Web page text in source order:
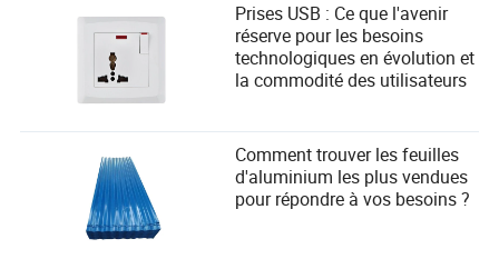
Prises USB : Ce que l'avenir
réserve pour les besoins
technologiques en évolution et
la commodité des utilisateurs
Comment trouver les feuilles
d'aluminium les plus vendues
pour répondre à vos besoins ?